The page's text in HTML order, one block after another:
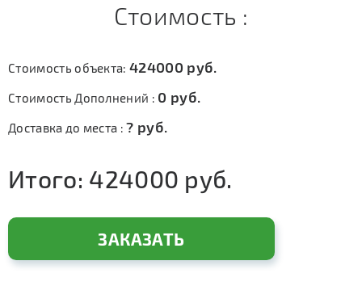
Стоимость :
Стоимость объекта:424000 руб.
Стоимость Дополнений : 0 руб.
Доставка до места :? руб.
Итого: 424000 руб.
ЗАКАЗАТЬ